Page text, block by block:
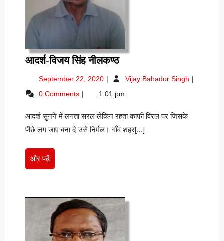
आदर्श-विजय सिंह नीलकण्ठआदर्श-
सिंह
नीलकण्ठ
September 22, 2020 September
2020
Vijay Bahadur Singh आदर्श-
0 Comments 1:01 pm
आदर्श सुनने में लगता सरल लेकिन रहता काफी विरल पर जिसके
पीछे लग जाए बना दे उसे निर्मल। गाँव शहर[...]
और पढ़ेंऔर
पढ़ें